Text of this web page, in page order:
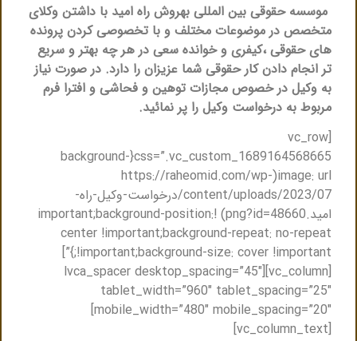
موسسه حقوقی بین المللی بهروش راه امید با داشتن وکلای
متخصص در موضوعات مختلف و با تخصوصی کردن پرونده
های حقوقی ،کیفری و خوانده سعی در هر چه بهتر و سریع
تر انجام دادن کار حقوقی شما عزیزان را دارد. در صورت نیاز
به وکیل در خصوص مجازات توهین و فحاشی و افترا فرم
مربوط به درخواست وکیل را پر نمائید.
[vc_row
css=”.vc_custom_1689164568665{background-
image: url(https://raheomid.com/wp-
content/uploads/2023/07/درخواست-وکیل-راه-
امید.png?id=48660) !important;background-position:
center !important;background-repeat: no-repeat
!important;background-size: cover !important;}”]
[vc_column][lvca_spacer desktop_spacing=”45″
tablet_width=”960″ tablet_spacing=”25″
mobile_width=”480″ mobile_spacing=”20″]
[vc_column_text]